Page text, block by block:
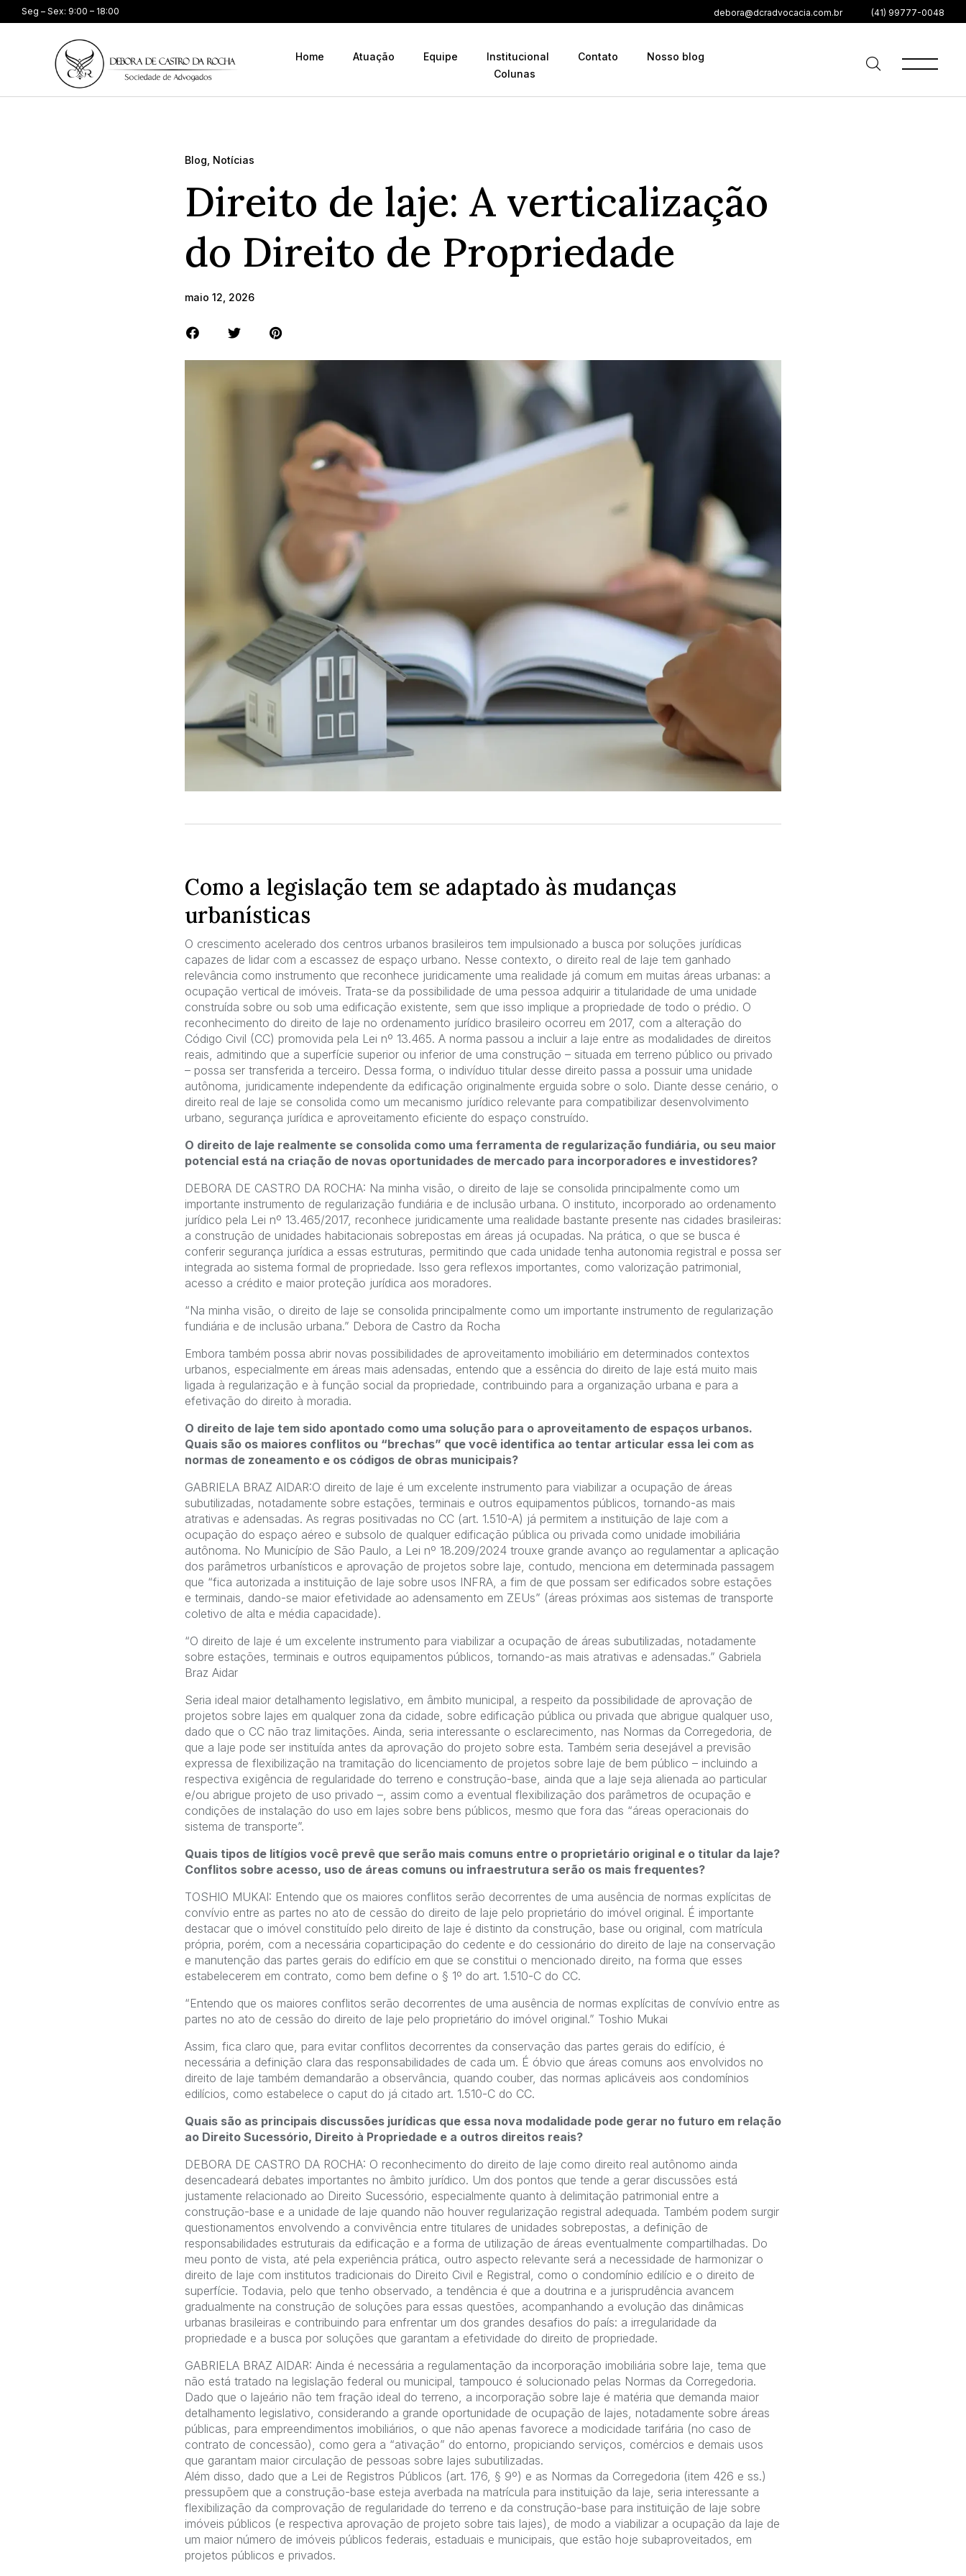
Seg – Sex: 9:00 – 18:00 debora@dcradvocacia.com.br (41) 99777-0048
Home Atuação Equipe Institucional Contato
Nosso blog
Colunas
Blog Notícias
Direito de laje: A verticalização
do Direito de Propriedade
maio 12, 2026
Como a legislação tem se adaptado às mudanças
urbanísticas
O crescimento acelerado dos centros urbanos brasileiros tem impulsionado a busca por soluções jurídicas
capazes de lidar com a escassez de espaço urbano. Nesse contexto, o direito real de laje tem ganhado
relevância como instrumento que reconhece juridicamente uma realidade já comum em muitas áreas urbanas: a
ocupação vertical de imóveis. Trata-se da possibilidade de uma pessoa adquirir a titularidade de uma unidade
construída sobre ou sob uma edificação existente, sem que isso implique a propriedade de todo o prédio. O
reconhecimento do direito de laje no ordenamento jurídico brasileiro ocorreu em 2017, com a alteração do
Código Civil (CC) promovida pela Lei nº 13.465. A norma passou a incluir a laje entre as modalidades de direitos
reais, admitindo que a superfície superior ou inferior de uma construção – situada em terreno público ou privado
– possa ser transferida a terceiro. Dessa forma, o indivíduo titular desse direito passa a possuir uma unidade
autônoma, juridicamente independente da edificação originalmente erguida sobre o solo. Diante desse cenário, o
direito real de laje se consolida como um mecanismo jurídico relevante para compatibilizar desenvolvimento
urbano, segurança jurídica e aproveitamento eficiente do espaço construído.
O direito de laje realmente se consolida como uma ferramenta de regularização fundiária, ou seu maior
potencial está na criação de novas oportunidades de mercado para incorporadores e investidores?
DEBORA DE CASTRO DA ROCHA: Na minha visão, o direito de laje se consolida principalmente como um
importante instrumento de regularização fundiária e de inclusão urbana. O instituto, incorporado ao ordenamento
jurídico pela Lei nº 13.465/2017, reconhece juridicamente uma realidade bastante presente nas cidades brasileiras:
a construção de unidades habitacionais sobrepostas em áreas já ocupadas. Na prática, o que se busca é
conferir segurança jurídica a essas estruturas, permitindo que cada unidade tenha autonomia registral e possa ser
integrada ao sistema formal de propriedade. Isso gera reflexos importantes, como valorização patrimonial,
acesso a crédito e maior proteção jurídica aos moradores.
“Na minha visão, o direito de laje se consolida principalmente como um importante instrumento de regularização
fundiária e de inclusão urbana.” Debora de Castro da Rocha
Embora também possa abrir novas possibilidades de aproveitamento imobiliário em determinados contextos
urbanos, especialmente em áreas mais adensadas, entendo que a essência do direito de laje está muito mais
ligada à regularização e à função social da propriedade, contribuindo para a organização urbana e para a
efetivação do direito à moradia.
O direito de laje tem sido apontado como uma solução para o aproveitamento de espaços urbanos.
Quais são os maiores conflitos ou “brechas” que você identifica ao tentar articular essa lei com as
normas de zoneamento e os códigos de obras municipais?
GABRIELA BRAZ AIDAR:O direito de laje é um excelente instrumento para viabilizar a ocupação de áreas
subutilizadas, notadamente sobre estações, terminais e outros equipamentos públicos, tornando-as mais
atrativas e adensadas. As regras positivadas no CC (art. 1.510-A) já permitem a instituição de laje com a
ocupação do espaço aéreo e subsolo de qualquer edificação pública ou privada como unidade imobiliária
autônoma. No Município de São Paulo, a Lei nº 18.209/2024 trouxe grande avanço ao regulamentar a aplicação
dos parâmetros urbanísticos e aprovação de projetos sobre laje, contudo, menciona em determinada passagem
que “fica autorizada a instituição de laje sobre usos INFRA, a fim de que possam ser edificados sobre estações
e terminais, dando-se maior efetividade ao adensamento em ZEUs” (áreas próximas aos sistemas de transporte
coletivo de alta e média capacidade).
“O direito de laje é um excelente instrumento para viabilizar a ocupação de áreas subutilizadas, notadamente
sobre estações, terminais e outros equipamentos públicos, tornando-as mais atrativas e adensadas.” Gabriela
Braz Aidar
Seria ideal maior detalhamento legislativo, em âmbito municipal, a respeito da possibilidade de aprovação de
projetos sobre lajes em qualquer zona da cidade, sobre edificação pública ou privada que abrigue qualquer uso,
dado que o CC não traz limitações. Ainda, seria interessante o esclarecimento, nas Normas da Corregedoria, de
que a laje pode ser instituída antes da aprovação do projeto sobre esta. Também seria desejável a previsão
expressa de flexibilização na tramitação do licenciamento de projetos sobre laje de bem público – incluindo a
respectiva exigência de regularidade do terreno e construção-base, ainda que a laje seja alienada ao particular
e/ou abrigue projeto de uso privado –, assim como a eventual flexibilização dos parâmetros de ocupação e
condições de instalação do uso em lajes sobre bens públicos, mesmo que fora das “áreas operacionais do
sistema de transporte”.
Quais tipos de litígios você prevê que serão mais comuns entre o proprietário original e o titular da laje?
Conflitos sobre acesso, uso de áreas comuns ou infraestrutura serão os mais frequentes?
TOSHIO MUKAI: Entendo que os maiores conflitos serão decorrentes de uma ausência de normas explícitas de
convívio entre as partes no ato de cessão do direito de laje pelo proprietário do imóvel original. É importante
destacar que o imóvel constituído pelo direito de laje é distinto da construção, base ou original, com matrícula
própria, porém, com a necessária coparticipação do cedente e do cessionário do direito de laje na conservação
e manutenção das partes gerais do edifício em que se constitui o mencionado direito, na forma que esses
estabelecerem em contrato, como bem define o § 1º do art. 1.510-C do CC.
“Entendo que os maiores conflitos serão decorrentes de uma ausência de normas explícitas de convívio entre as
partes no ato de cessão do direito de laje pelo proprietário do imóvel original.” Toshio Mukai
Assim, fica claro que, para evitar conflitos decorrentes da conservação das partes gerais do edifício, é
necessária a definição clara das responsabilidades de cada um. É óbvio que áreas comuns aos envolvidos no
direito de laje também demandarão a observância, quando couber, das normas aplicáveis aos condomínios
edilícios, como estabelece o caput do já citado art. 1.510-C do CC.
Quais são as principais discussões jurídicas que essa nova modalidade pode gerar no futuro em relação
ao Direito Sucessório, Direito à Propriedade e a outros direitos reais?
DEBORA DE CASTRO DA ROCHA: O reconhecimento do direito de laje como direito real autônomo ainda
desencadeará debates importantes no âmbito jurídico. Um dos pontos que tende a gerar discussões está
justamente relacionado ao Direito Sucessório, especialmente quanto à delimitação patrimonial entre a
construção-base e a unidade de laje quando não houver regularização registral adequada. Também podem surgir
questionamentos envolvendo a convivência entre titulares de unidades sobrepostas, a definição de
responsabilidades estruturais da edificação e a forma de utilização de áreas eventualmente compartilhadas. Do
meu ponto de vista, até pela experiência prática, outro aspecto relevante será a necessidade de harmonizar o
direito de laje com institutos tradicionais do Direito Civil e Registral, como o condomínio edilício e o direito de
superfície. Todavia, pelo que tenho observado, a tendência é que a doutrina e a jurisprudência avancem
gradualmente na construção de soluções para essas questões, acompanhando a evolução das dinâmicas
urbanas brasileiras e contribuindo para enfrentar um dos grandes desafios do país: a irregularidade da
propriedade e a busca por soluções que garantam a efetividade do direito de propriedade.
GABRIELA BRAZ AIDAR: Ainda é necessária a regulamentação da incorporação imobiliária sobre laje, tema que
não está tratado na legislação federal ou municipal, tampouco é solucionado pelas Normas da Corregedoria.
Dado que o lajeário não tem fração ideal do terreno, a incorporação sobre laje é matéria que demanda maior
detalhamento legislativo, considerando a grande oportunidade de ocupação de lajes, notadamente sobre áreas
públicas, para empreendimentos imobiliários, o que não apenas favorece a modicidade tarifária (no caso de
contrato de concessão), como gera a “ativação” do entorno, propiciando serviços, comércios e demais usos
que garantam maior circulação de pessoas sobre lajes subutilizadas.
Além disso, dado que a Lei de Registros Públicos (art. 176, § 9º) e as Normas da Corregedoria (item 426 e ss.)
pressupõem que a construção-base esteja averbada na matrícula para instituição da laje, seria interessante a
flexibilização da comprovação de regularidade do terreno e da construção-base para instituição de laje sobre
imóveis públicos (e respectiva aprovação de projeto sobre tais lajes), de modo a viabilizar a ocupação da laje de
um maior número de imóveis públicos federais, estaduais e municipais, que estão hoje subaproveitados, em
projetos públicos e privados.